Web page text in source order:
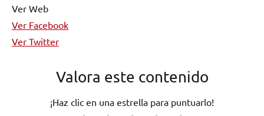
Ver Web
Ver Facebook
Ver Twitter
Valora este contenido
¡Haz clic en una estrella para puntuarlo!